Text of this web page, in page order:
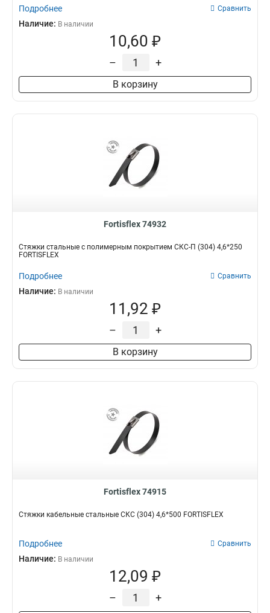
Подробнее Сравнить
Наличие: В наличии
10,60 ₽
– +
В корзину
Fortisflex 74932
Стяжки стальные с полимерным покрытием СКС-П (304) 4,6*250
FORTISFLEX
Подробнее Сравнить
Наличие: В наличии
11,92 ₽
– +
В корзину
Fortisflex 74915
Стяжки кабельные стальные СКС (304) 4,6*500 FORTISFLEX
Подробнее Сравнить
Наличие: В наличии
12,09 ₽
– +